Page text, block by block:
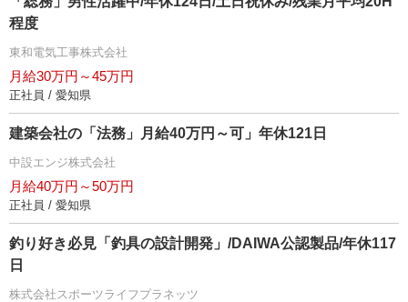
程度
東和電気工事株式会社
月給30万円～45万円
正社員 / 愛知県
建築会社の「法務」月給40万円～可」年休121日
中設エンジ株式会社
月給40万円～50万円
正社員 / 愛知県
釣り好き必見「釣具の設計開発」/DAIWA公認製品/年休117
日
株式会社スポーツライフプラネッツ